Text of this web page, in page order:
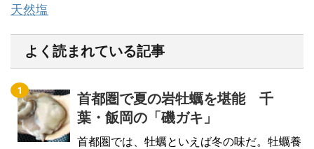
天然塩
よく読まれている記事
首都圏で夏の岩牡蠣を堪能 千
葉・飯岡の「磯ガキ」
首都圏では、牡蠣といえば冬の味だ。牡蠣養